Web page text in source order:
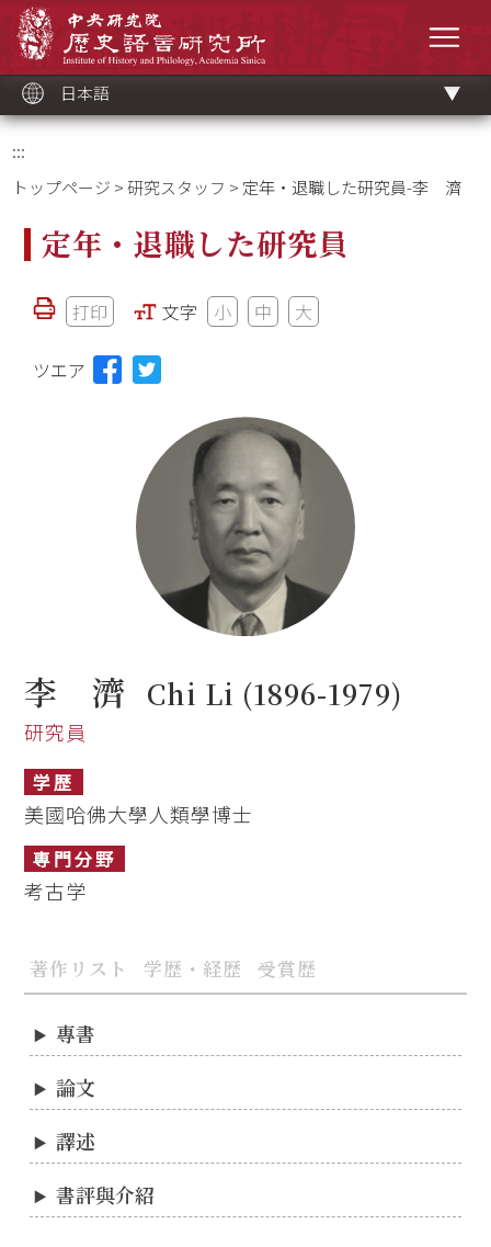
ッ
ク
日本語
:::
トップページ >研究スタッフ > 定年・退職した研究員-李 濟
定年・退職した研究員
打印 文字 小 中 大
ツエア
李 濟 Chi Li (1896-1979)
研究員
学歴
美國哈佛大學人類學博士
専門分野
考古学
著作リスト 学歴・経歴 受賞歴
專書
論文
譯述
書評與介紹